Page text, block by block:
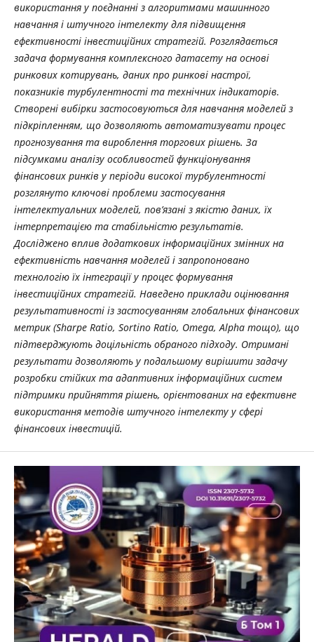
використання у поєднанні з алгоритмами машинного
навчання і штучного інтелекту для підвищення
ефективності інвестиційних стратегій. Розглядається
задача формування комплексного датасету на основі
ринкових котирувань, даних про ринкові настрої,
показників турбулентності та технічних індикаторів.
Створені вибірки застосовуються для навчання моделей з
підкріпленням, що дозволяють автоматизувати процес
прогнозування та вироблення торгових рішень. За
підсумками аналізу особливостей функціонування
фінансових ринків у періоди високої турбулентності
розглянуто ключові проблеми застосування
інтелектуальних моделей, пов’язані з якістю даних, їх
інтерпретацією та стабільністю результатів.
Досліджено вплив додаткових інформаційних змінних на
ефективність навчання моделей і запропоновано
технологію їх інтеграції у процес формування
інвестиційних стратегій. Наведено приклади оцінювання
результативності із застосуванням глобальних фінансових
метрик (Sharpe Ratio, Sortino Ratio, Omega, Alpha тощо), що
підтверджують доцільність обраного підходу. Отримані
результати дозволяють у подальшому вирішити задачу
розробки стійких та адаптивних інформаційних систем
підтримки прийняття рішень, орієнтованих на ефективне
використання методів штучного інтелекту у сфері
фінансових інвестицій.